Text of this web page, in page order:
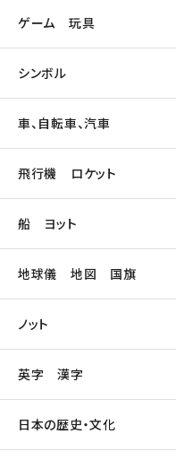
ゲーム 玩具
シンボル
車、自転車、汽車
飛行機 ロケット
船 ヨット
地球儀 地図 国旗
ノット
英字 漢字
日本の歴史・文化